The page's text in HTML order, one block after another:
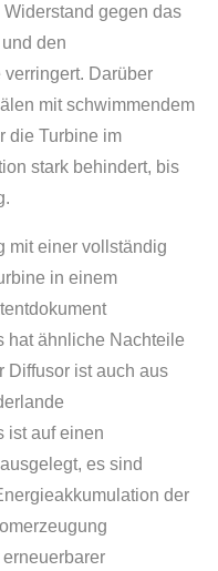
gegen das
den
Darüber
mit schwimmendem
die Turbine im
stark behindert, bis
mit einer vollständig
in einem
hat ähnliche Nachteile
Diffusor ist auch aus
ist auf einen
es sind
der